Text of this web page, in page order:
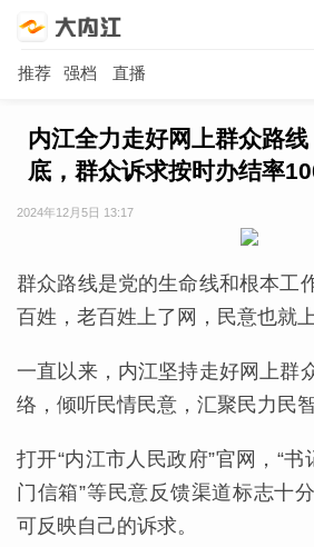
推荐 强档 直播
内江全力走好网上群众路线
底，群众诉求按时办结率
2024年12月5日 13:17
群众路线是党的生命线和根本工
百姓，老百姓上了网，民意也就上
一直以来，内江坚持走好网上群
络，倾听民情民意，汇聚民力民智
打开“内江市人民政府”官网，“书
门信箱”等民意反馈渠道标志十
可反映自己的诉求。